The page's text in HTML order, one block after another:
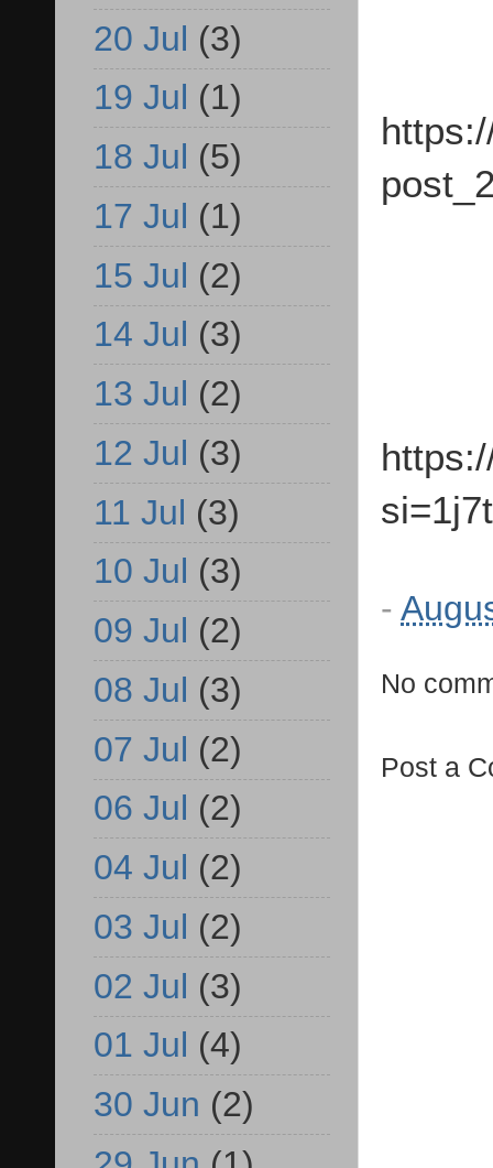
-
No
Post a
20 Jul (3)
19 Jul (1)
18 Jul (5)
17 Jul (1)
15 Jul (2)
14 Jul (3)
13 Jul (2)
12 Jul (3)
11 Jul (3)
10 Jul (3)
09 Jul (2)
08 Jul (3)
07 Jul (2)
06 Jul (2)
04 Jul (2)
03 Jul (2)
02 Jul (3)
01 Jul (4)
30 Jun (2)